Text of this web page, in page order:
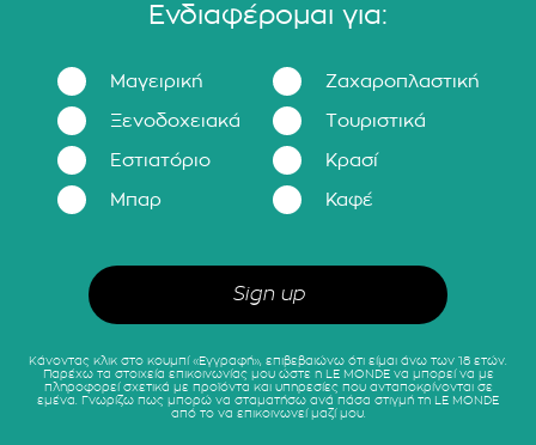
Ενδιαφέρομαι για:
Μαγειρική Ζαχαροπλαστική
Ξενοδοχειακά Τουριστικά
Εστιατόριο Κρασί
Μπαρ Καφέ
Κάνοντας κλικ στο κουμπί «Εγγραφή», επιβεβαιώνω ότι είμαι άνω των 18 ετών.
Παρέχω τα στοιχεία επικοινωνίας μου ώστε η LE MONDE να μπορεί να με
πληροφορεί σχετικά με προϊόντα και υπηρεσίες που ανταποκρίνονται σε
εμένα. Γνωρίζω πως μπορώ να σταματήσω ανά πάσα στιγμή τη LE MONDE
από το να επικοινωνεί μαζί μου.